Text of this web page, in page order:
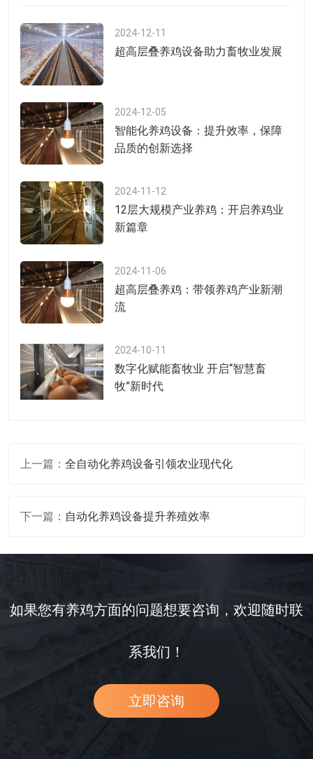
2024-12-11
超高层叠养鸡设备助力畜牧业发展
2024-12-05
智能化养鸡设备：提升效率，保障
品质的创新选择
2024-11-12
12层大规模产业养鸡：开启养鸡业
新篇章
2024-11-06
超高层叠养鸡：带领养鸡产业新潮
流
2024-10-11
数字化赋能畜牧业 开启“智慧畜
牧”新时代
上一篇： 全自动化养鸡设备引领农业现代化
下一篇： 自动化养鸡设备提升养殖效率
如果您有养鸡方面的问题想要咨询，欢迎随时联
系我们！
立即咨询